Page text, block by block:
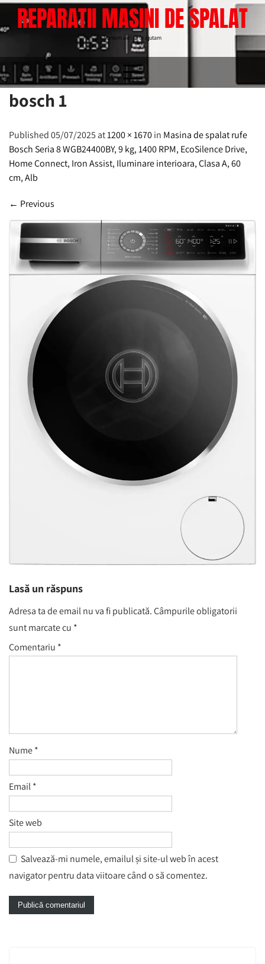
Skip
contentREPARATII MASINI DE SPALAT
Suntem aici sa te ajutam
bosch 1
Published 05/07/2025 at1200 × 1670in Masina de spalat rufe
Bosch Seria 8 WGB24400BY, 9 kg, 1400 RPM, EcoSilence Drive,
Home Connect, Iron Assist, Iluminare interioara, Clasa A, 60
cm, Alb
← Previous
Lasă un răspuns
Adresa ta de email nu va fi publicată.Câmpurile obligatorii
sunt marcate cu *
Comentariu *
Nume*
Email*
Site web
Salvează-mi numele, emailul și site-ul web în acest
navigator pentru data viitoare când o să comentez.